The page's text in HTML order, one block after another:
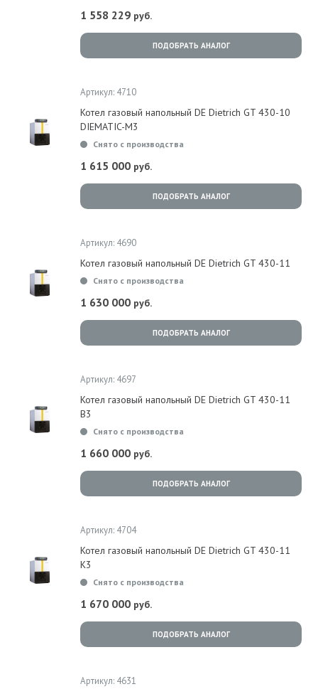
1 558 229 руб.
ПОДОБРАТЬ АНАЛОГ
Артикул: 4710
Котел газовый напольный DE Dietrich GT 430-10
DIEMATIC-M3
Снято с производства
1 615 000 руб.
ПОДОБРАТЬ АНАЛОГ
Артикул: 4690
Котел газовый напольный DE Dietrich GT 430-11
Снято с производства
1 630 000 руб.
ПОДОБРАТЬ АНАЛОГ
Артикул: 4697
Котел газовый напольный DE Dietrich GT 430-11
B3
Снято с производства
1 660 000 руб.
ПОДОБРАТЬ АНАЛОГ
Артикул: 4704
Котел газовый напольный DE Dietrich GT 430-11
K3
Снято с производства
1 670 000 руб.
ПОДОБРАТЬ АНАЛОГ
Артикул: 4631